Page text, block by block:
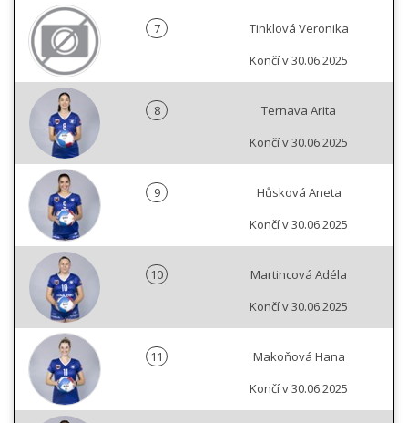
7
Tinklová Veronika
Končí v 30.06.2025
8
Ternava Arita
Končí v 30.06.2025
9
Hůsková Aneta
Končí v 30.06.2025
10
Martincová Adéla
Končí v 30.06.2025
11
Makoňová Hana
Končí v 30.06.2025